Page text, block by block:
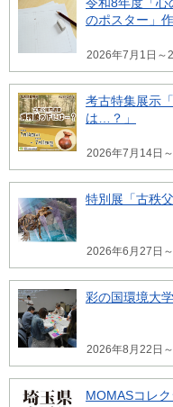
のポスター」
2026年7月1日～
考古特集展示
は…？」
2026年7月14日
特別展「古秩
2026年6月27日
彩の国環境大
2026年8月22日
MOMASコレ